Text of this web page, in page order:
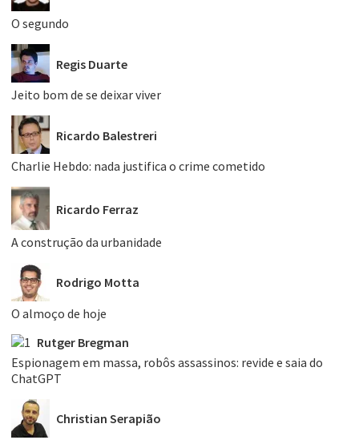
O segundo
Regis Duarte
Jeito bom de se deixar viver
Ricardo Balestreri
Charlie Hebdo: nada justifica o crime cometido
Ricardo Ferraz
A construção da urbanidade
Rodrigo Motta
O almoço de hoje
Rutger Bregman
Espionagem em massa, robôs assassinos: revide e saia do
ChatGPT
Christian Serapião